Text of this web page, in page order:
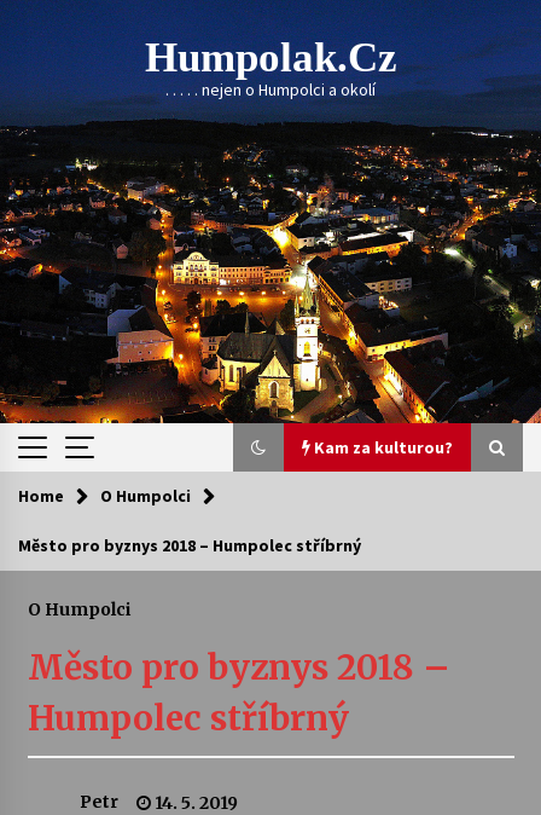
Skip
to
content
Humpolak.cz
. . . . . nejen o Humpolci a okolí
Kam za kulturou?
Kam za kulturou?
Vernisáž výstavy Josefíny Duškové: Stávám se
kapkou
Veselí muzikanti
Home O Humpolci
Město pro byznys 2018 – Humpolec stříbrný
O Humpolci
Město pro byznys 2018 –
Humpolec stříbrný
Petr 14. 5. 2019